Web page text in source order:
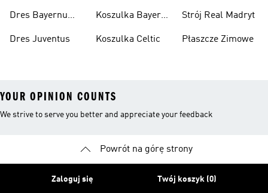
Dres Bayernu
Dres Juventus
Koszulka Bayernu
Koszulka Celtic
Strój Real Madryt
Płaszcze Zimowe
YOUR OPINION COUNTS
We strive to serve you better and appreciate your feedback
Powrót na górę strony
Zaloguj się Twój koszyk (0)